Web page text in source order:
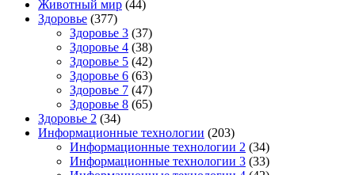
Животный мир (44)
Здоровье (377)
Здоровье 3 (37)
Здоровье 4 (38)
Здоровье 5 (42)
Здоровье 6 (63)
Здоровье 7 (47)
Здоровье 8 (65)
Здоровье 2 (34)
Информационные технологии (203)
Информационные технологии 2 (34)
Информационные технологии 3 (33)